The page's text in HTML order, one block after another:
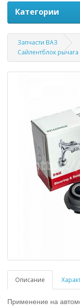
Категории
Запчасти ВАЗ
Сайлентблок
Описание
Применение на